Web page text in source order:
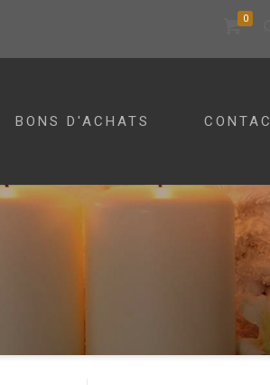
0
BONS D'ACHATS